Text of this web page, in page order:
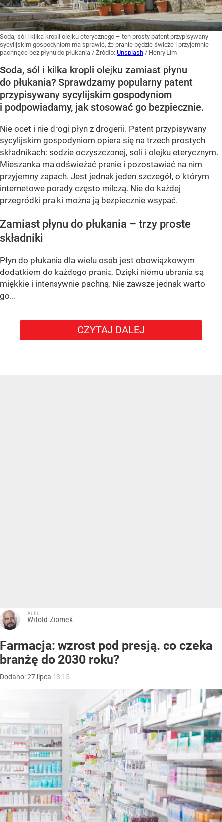
Soda, sól i kilka kropli olejku eterycznego – ten prosty patent przypisywany
sycylijskim gospodyniom ma sprawić, że pranie będzie świeże i przyjemnie
pachnące bez płynu do płukania / Źródło: Unsplash / Henry Lim
Soda, sól i kilka kropli olejku zamiast płynu
do płukania? Sprawdzamy popularny patent
przypisywany sycylijskim gospodyniom
i podpowiadamy, jak stosować go bezpiecznie.
Nie ocet i nie drogi płyn z drogerii. Patent przypisywany
sycylijskim gospodyniom opiera się na trzech prostych
składnikach: sodzie oczyszczonej, soli i olejku eterycznym.
Mieszanka ma odświeżać pranie i pozostawiać na nim
przyjemny zapach. Jest jednak jeden szczegół, o którym
internetowe porady często milczą. Nie do każdej
przegródki pralki można ją bezpiecznie wsypać.
Zamiast płynu do płukania – trzy proste
składniki
Płyn do płukania dla wielu osób jest obowiązkowym
dodatkiem do każdego prania. Dzięki niemu ubrania są
miękkie i intensywnie pachną. Nie zawsze jednak warto
go...
CZYTAJ DALEJ
Autor:
Witold Ziomek
Farmacja: wzrost pod presją. co czeka
branżę do 2030 roku?
Dodano:27 lipca 13:15